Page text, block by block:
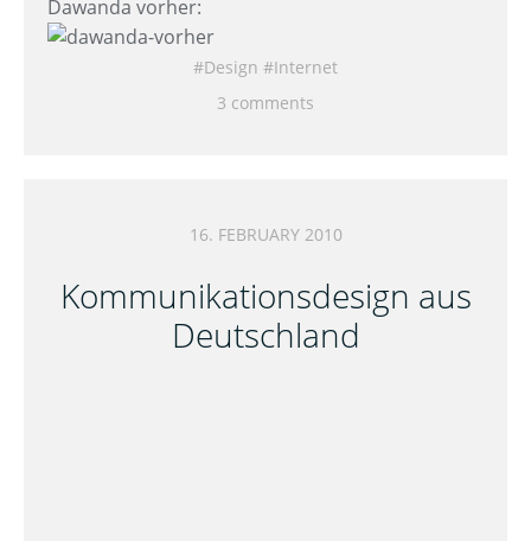
Dawanda vorher:
Design
Internet
3 comments
16. FEBRUARY 2010
Kommunikationsdesign aus
Deutschland